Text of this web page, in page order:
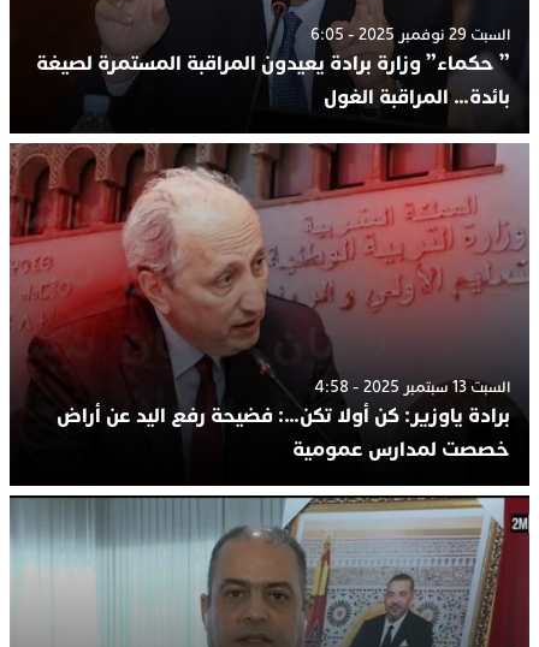
السبت 29 نوفمبر 2025 - 6:05
” حكماء” وزارة برادة يعيدون المراقبة المستمرة لصيغة
بائدة… المراقبة الغول
السبت 13 سبتمبر 2025 - 4:58
برادة ياوزير: كن أولا تكن…: فضيحة رفع اليد عن أراض
خصصت لمدارس عمومية